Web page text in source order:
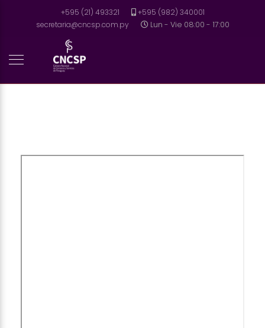
+595 (21) 493321
+595 (982) 340001
secretaria@cncsp.com.py
Lun - Vie 08:00 - 17:00